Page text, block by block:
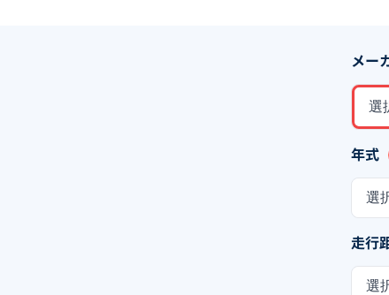
メー
選
年式
選
走行
選